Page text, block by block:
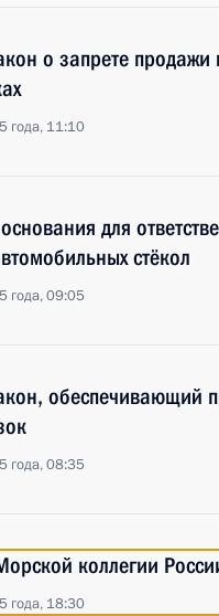
о запрете продажи
года, 11:10
для
стёкол
года, 09:05
обеспечивающий
года, 08:35
коллегии
года, 18:30